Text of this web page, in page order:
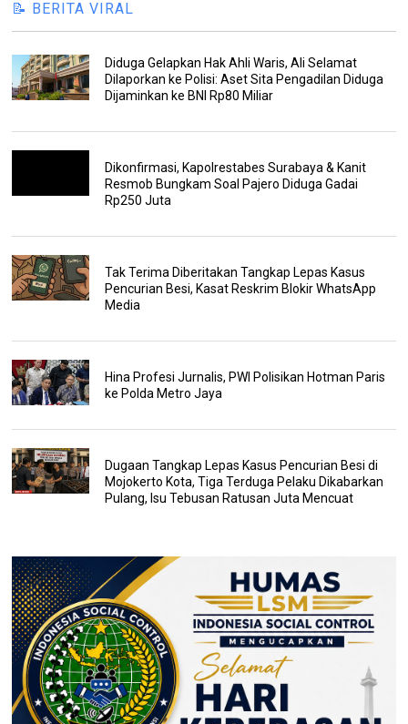
📝 BERITA VIRAL
Diduga Gelapkan Hak Ahli Waris, Ali Selamat
Dilaporkan ke Polisi: Aset Sita Pengadilan Diduga
Dijaminkan ke BNI Rp80 Miliar
Dikonfirmasi, Kapolrestabes Surabaya & Kanit
Resmob Bungkam Soal Pajero Diduga Gadai
Rp250 Juta
Tak Terima Diberitakan Tangkap Lepas Kasus
Pencurian Besi, Kasat Reskrim Blokir WhatsApp
Media
Hina Profesi Jurnalis, PWI Polisikan Hotman Paris
ke Polda Metro Jaya
Dugaan Tangkap Lepas Kasus Pencurian Besi di
Mojokerto Kota, Tiga Terduga Pelaku Dikabarkan
Pulang, Isu Tebusan Ratusan Juta Mencuat